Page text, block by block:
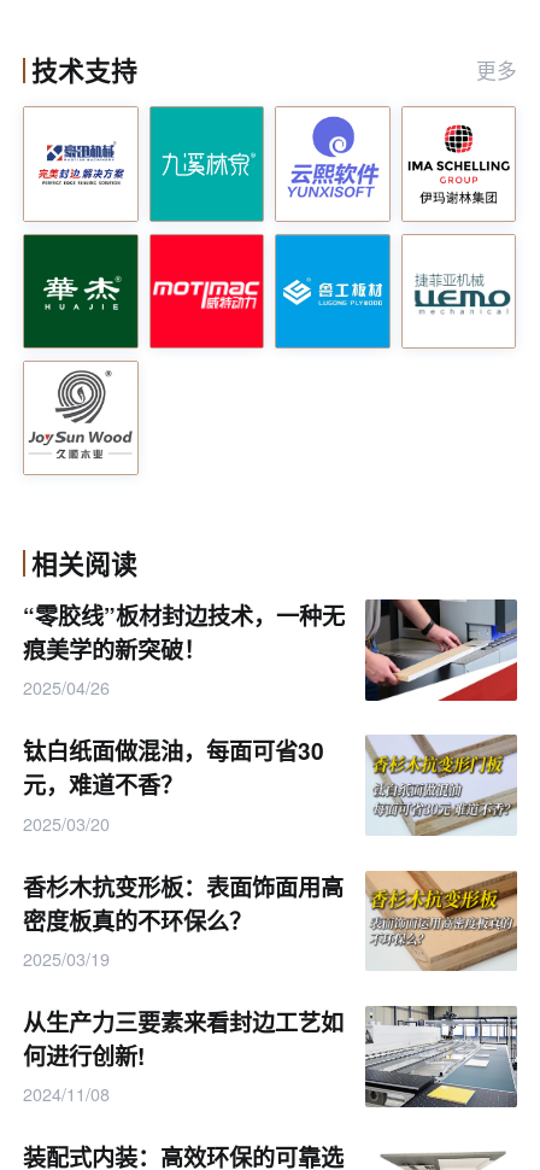
多方面的搭配需求。目前，覆膜型板材在市场上多用于衣
柜、橱柜、书房、移门等定制家具。
相比，覆膜式的板材具有环保、防水防蛀、阻燃防潮和零
甲醛等优势，特别适合个性化的家居定制。在我国相对潮
湿的南方地区，家庭使用覆膜板材具有很高的实用价值。
技术支持 更多
相关阅读
“零胶线”板材封边技术，一种无
痕美学的新突破！
2025/04/26
钛白纸面做混油，每面可省30
元，难道不香？
2025/03/20
香杉木抗变形板：表面饰面用高
密度板真的不环保么？
2025/03/19
从生产力三要素来看封边工艺如
何进行创新!
2024/11/08
装配式内装：高效环保的可靠选